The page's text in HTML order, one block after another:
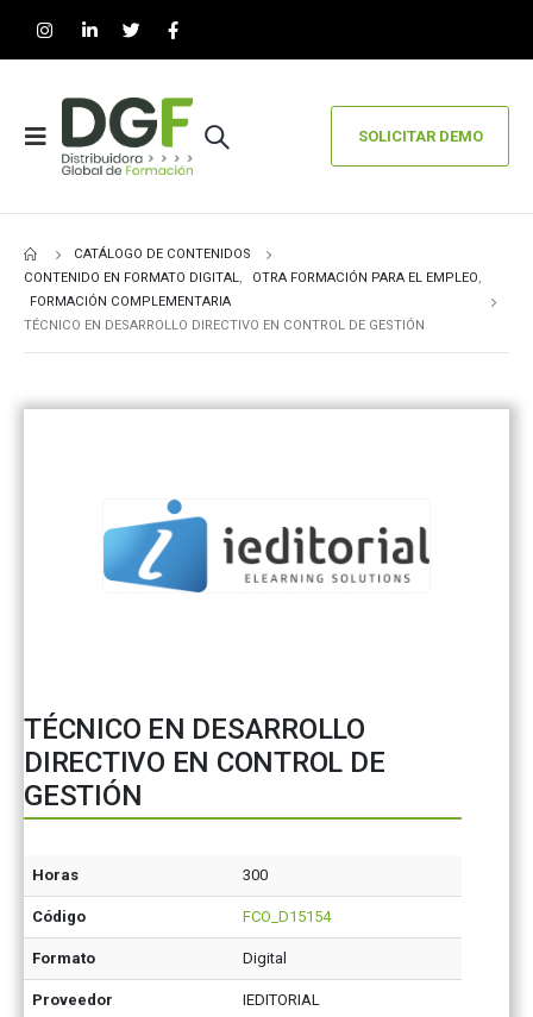
SOLICITAR DEMO
CATÁLOGO DE CONTENIDOS
CONTENIDO EN FORMATO DIGITAL, OTRA FORMACIÓN PARA EL EMPLEO,
FORMACIÓN COMPLEMENTARIA
TÉCNICO EN DESARROLLO DIRECTIVO EN CONTROL DE GESTIÓN
TÉCNICO EN DESARROLLO
DIRECTIVO EN CONTROL DE
GESTIÓN
Horas 300
Código FCO_D15154
Formato Digital
Proveedor IEDITORIAL